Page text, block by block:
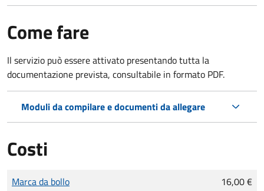
Come fare
Il servizio può essere attivato presentando tutta la
documentazione prevista, consultabile in formato PDF.
Moduli da compilare e documenti da allegare
Costi
Tipo di pagamento
Importo
Marca da bollo 16,00 €